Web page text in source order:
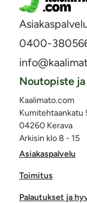
0400-
Asiakaspalvelu
Toimitus
Palautukset ja
Noutopiste
Kaalimato.com
Kumitehtaankatu
04260 Kerava
Arkisin klo 8 - 15